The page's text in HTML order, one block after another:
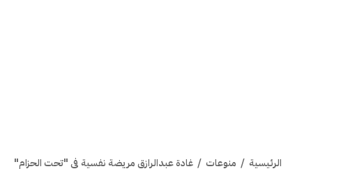
الرئيسية / منوعات / غادة عبدالرازق مريضة نفسية في "تحت الحزام"